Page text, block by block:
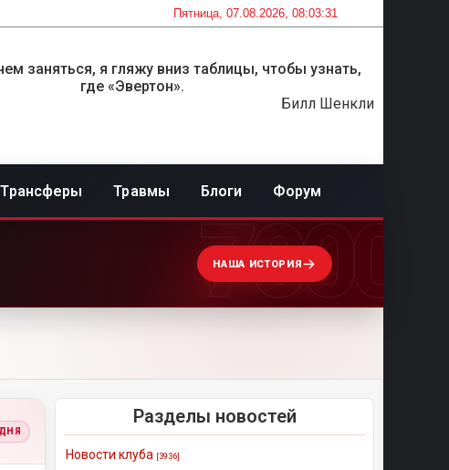
Пятница, 07.08.2026, 08:03:31
заняться, я гляжу вниз таблицы, чтобы узнать,
где «Эвертон».
Билл Шенкли
Трансферы Травмы Блоги Форум
7000
НАША ИСТОРИЯ
Разделы новостей
Новости клуба [3936]